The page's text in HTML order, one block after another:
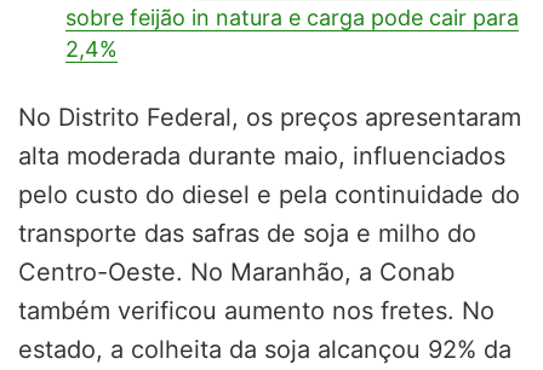
sobre feijão in natura e carga pode cair para
2,4%
No Distrito Federal, os preços apresentaram
alta moderada durante maio, influenciados
pelo custo do diesel e pela continuidade do
transporte das safras de soja e milho do
Centro-Oeste. No Maranhão, a Conab
também verificou aumento nos fretes. No
estado, a colheita da soja alcançou 92% da